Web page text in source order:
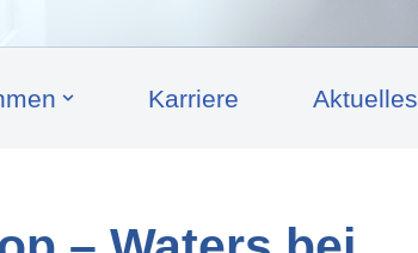
Karriere Aktuelles